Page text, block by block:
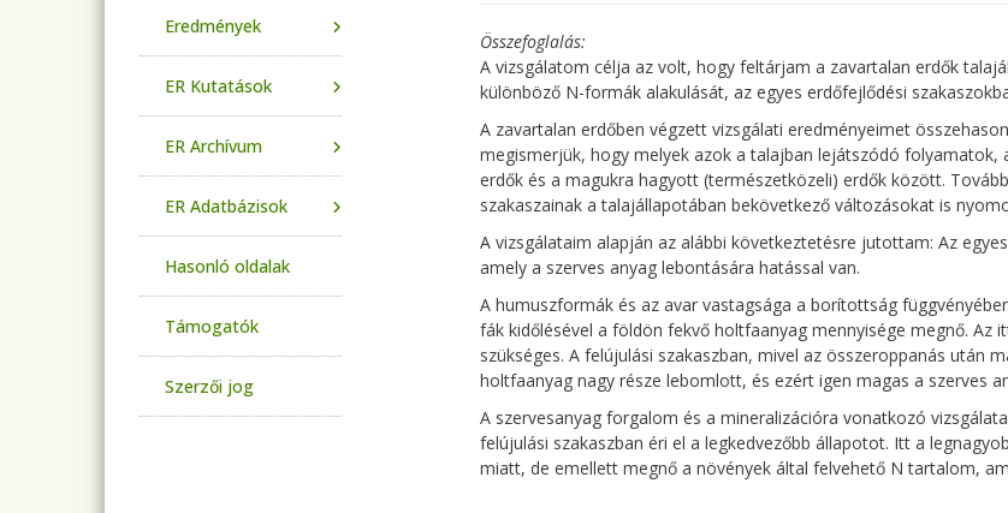
Összefoglalás
A vizsgálatom célja az volt, hogy feltárjam a zavartalan erdők
különböző N-formák alakulását, az egyes erdőfejlődési
A zavartalan erdőben végzett vizsgálati eredményeimet
megismerjük, hogy melyek azok a talajban lejátszódó
erdők és a magukra hagyott (természetközeli) erdők között.
szakaszainak a talajállapotában bekövetkező változásokat is
A vizsgálataim alapján az alábbi következtetésre jutottam: Az
amely a szerves anyag lebontására hatással van.
A humuszformák és az avar vastagsága a borítottság
fák kidőlésével a földön fekvő holtfaanyag mennyisége megnő.
szükséges. A felújulási szakaszban, mivel az összeroppanás után
holtfaanyag nagy része lebomlott, és ezért igen magas a szerves
A szervesanyag forgalom és a mineralizációra vonatkozó
felújulási szakaszban éri el a legkedvezőbb állapotot. Itt a
miatt, de emellett megnő a növények által felvehető N tartalom,
Eredmények
ER Kutatások
ER Archívum
ER Adatbázisok
Hasonló oldalak
Támogatók
Szerzői jog